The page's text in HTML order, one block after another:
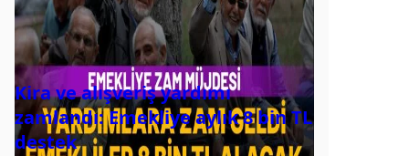
Kira ve alışveriş yardımı
zamlandı: Emekliye aylık 8 bin TL
destek